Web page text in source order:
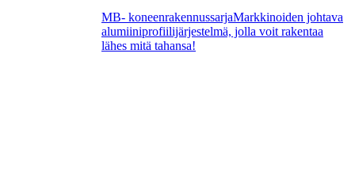
MB- koneenrakennussarjaMarkkinoiden johtava
alumiiniprofiilijärjestelmä, jolla voit rakentaa
lähes mitä tahansa!